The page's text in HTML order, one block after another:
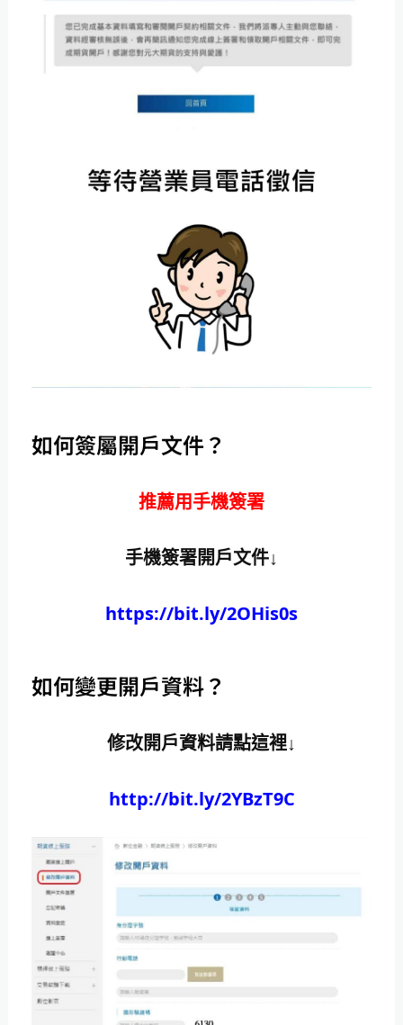
如何簽屬開戶文件？
推薦用手機簽署
手機簽署開戶文件↓
https://bit.ly/2OHis0s
如何變更開戶資料？
修改開戶資料請點這裡↓
http://bit.ly/2YBzT9C